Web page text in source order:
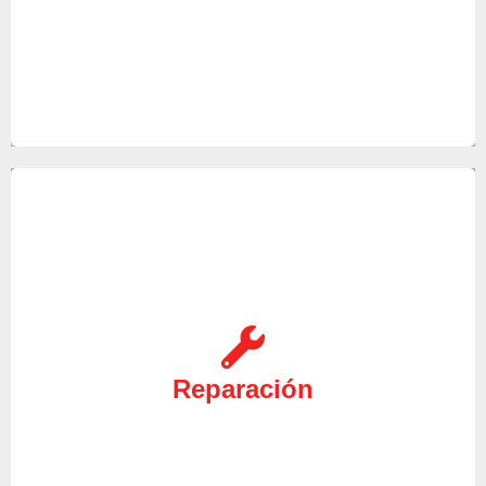
Reparación
Si su equipo deja de funcionar, contacte con
nuestro personal cualificado para solventar
cualquier avería de este, pues en nuestro servicio
técnico ponemos a su disposición a nuestros